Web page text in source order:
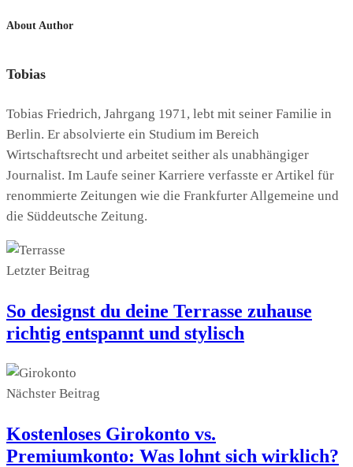
About Author
Tobias
Tobias Friedrich, Jahrgang 1971, lebt mit seiner Familie in
Berlin. Er absolvierte ein Studium im Bereich
Wirtschaftsrecht und arbeitet seither als unabhängiger
Journalist. Im Laufe seiner Karriere verfasste er Artikel für
renommierte Zeitungen wie die Frankfurter Allgemeine und
die Süddeutsche Zeitung.
Letzter Beitrag
So designst du deine Terrasse zuhause
richtig entspannt und stylisch
Nächster Beitrag
Kostenloses Girokonto vs.
Premiumkonto: Was lohnt sich wirklich?